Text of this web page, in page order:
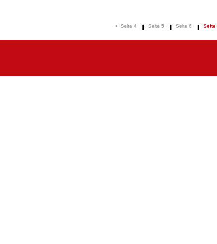
< Seite 4 Seite 5 Seite 6 Seite